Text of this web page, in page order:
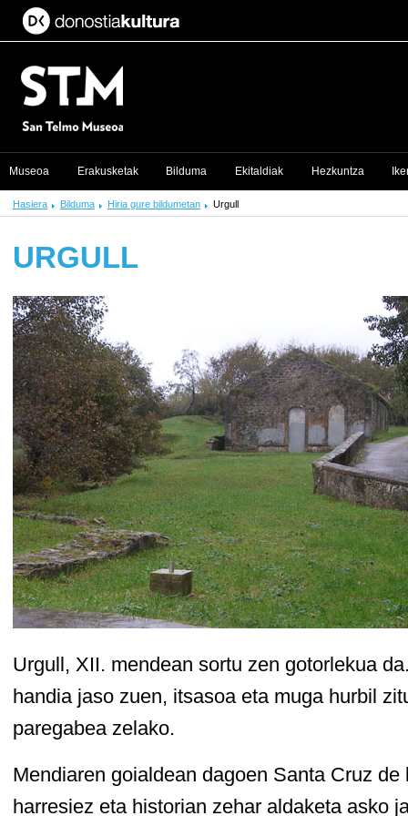
Hasiera Bilduma Hiria gure bildumetan Urgull
URGULL
Urgull, XII. mendean sortu zen gotorlekua
handia jaso zuen, itsasoa eta muga hurbil
paregabea zelako.
Mendiaren goialdean dagoen Santa Cruz
harresiez eta historian zehar aldaketa asko
Museoa Erakusketak Bilduma Ekitaldiak Hezkuntza